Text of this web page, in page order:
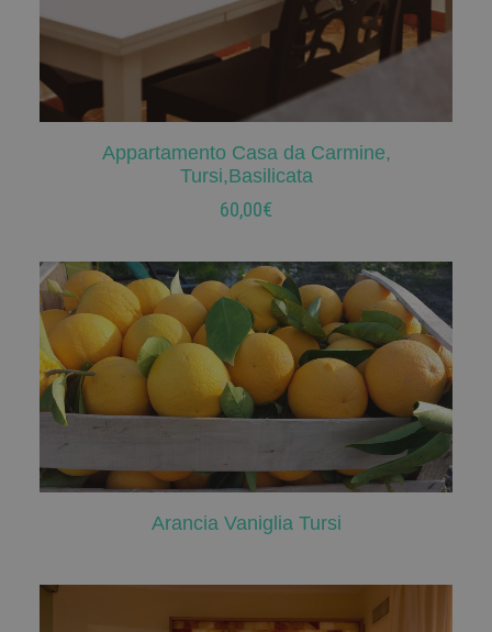
AGGIUNGI AL CARRELLO
Appartamento Casa da Carmine,
Tursi,Basilicata
60,00€
LEGGI TUTTO
Arancia Vaniglia Tursi